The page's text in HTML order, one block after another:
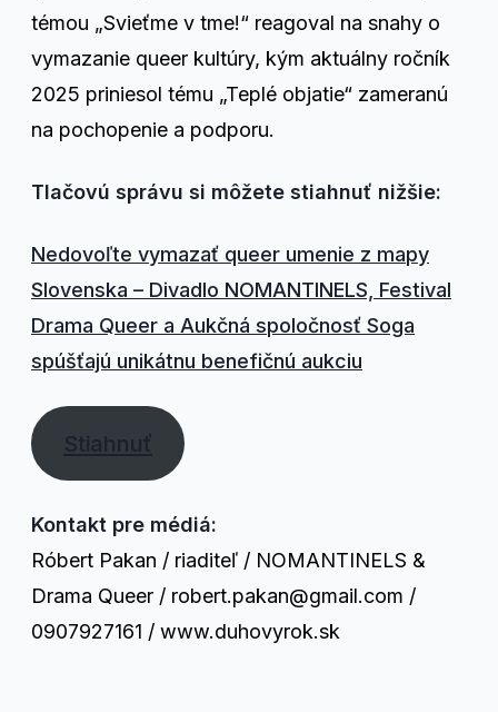
témou „Svieťme v tme!“ reagoval na snahy o
vymazanie queer kultúry, kým aktuálny ročník
2025 priniesol tému „Teplé objatie“ zameranú
na pochopenie a podporu.
Tlačovú správu si môžete stiahnuť nižšie:
Nedovoľte vymazať queer umenie z mapy
Slovenska – Divadlo NOMANTINELS, Festival
Drama Queer a Aukčná spoločnosť Soga
spúšťajú unikátnu benefičnú aukciu
Stiahnuť
Kontakt pre médiá:
Róbert Pakan / riaditeľ / NOMANTINELS &
Drama Queer / robert.pakan@gmail.com /
0907927161 / www.duhovyrok.sk